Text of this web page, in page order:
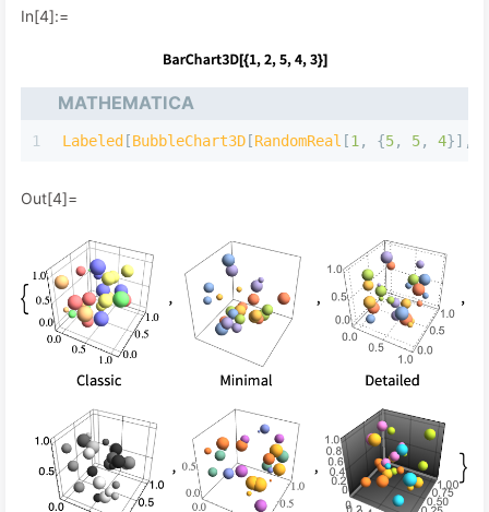
In[4]:=
MATHEMATICA
1 Labeled [BubbleChart3D [RandomReal [1 , {5, 5, 4}] ,
Out[4]=